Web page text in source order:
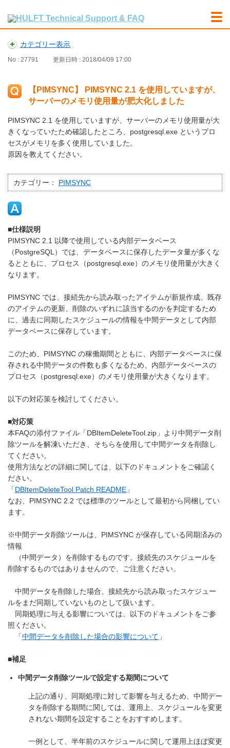
カテゴリー表示
No : 27791 更新日時 : 2018/04/09 17:00
【PIMSYNC】 PIMSYNC 2.1 を使用していますが、
サーバーのメモリ使用量が肥大化しました
PIMSYNC 2.1 を使用していますが、サーバーのメモリ使用量が大
きくなっていたため確認したところ、postgresql.exe というプロ
セスがメモリを多く使用していました。
原因を教えてください。
カテゴリー： PIMSYNC
■仕様説明
PIMSYNC 2.1 以降で使用している内部データベース
（PostgreSQL）では、データベースに保存したデータ量が多くな
るとともに、プロセス（postgresql.exe）のメモリ使用量が大きく
なります。
PIMSYNC では、接続先から読み取ったアイテムが新規作成、既存
のアイテムの更新、削除のいずれに該当するのかを判定するため
に、過去に同期したスケジュールの情報を中間データとして内部
データベースに保存しています。
このため、PIMSYNC の稼働期間とともに、内部データベースに保
存される中間データの件数も多くなるため、内部データベースの
プロセス（postgresql.exe）のメモリ使用量が大きくなります。
以下の対応策を検討してください。
■対応策
本FAQの添付ファイル「DBItemDeleteTool.zip」より中間データ削
除ツールを解凍いただき、そちらを使用して中間データを削除し
てください。
使用方法などの詳細に関しては、以下のドキュメントをご確認く
ださい。
「DBItemDeleteTool Patch README 」
なお、PIMSYNC 2.2 では標準のツールとして最初から同梱してい
ます。
※中間データ削除ツールは、PIMSYNC が保存している同期済みの
情報
（中間データ）を削除するものです。接続先のスケジュールを
削除するものではありませんので、ご注意ください。
中間データを削除した場合、接続先から読み取ったスケジュー
ルをまだ同期していないものとして扱います。
同期処理に与える影響については、以下のドキュメントをご参
照ください。
「中間データを削除した場合の影響について 」
■補足
中間データ削除ツールで設定する期間について
上記の通り、同期処理に対して影響を与えるため、中間デー
タを削除する期間に関しては、運用上、スケジュールを変更
されない期間を設定することをおすすめします。
一例として、半年前のスケジュールに関して運用上ほぼ変更